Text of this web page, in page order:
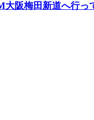
大阪梅田新道へ行っ